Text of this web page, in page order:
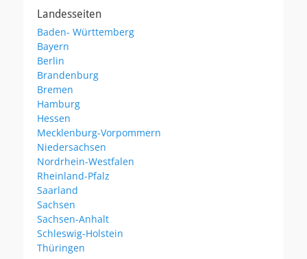
Landesseiten
Baden- Württemberg
Bayern
Berlin
Brandenburg
Bremen
Hamburg
Hessen
Mecklenburg-Vorpommern
Niedersachsen
Nordrhein-Westfalen
Rheinland-Pfalz
Saarland
Sachsen
Sachsen-Anhalt
Schleswig-Holstein
Thüringen